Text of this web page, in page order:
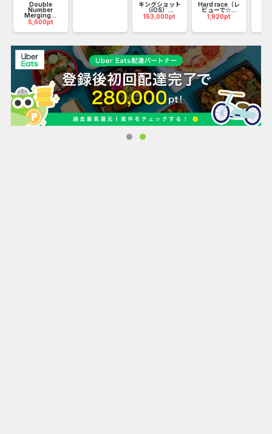
Double
Number
Merging...
5,600pt
キングショット
（iOS）...
153,000pt
Hard race（レ
ビューで☆...
1,920pt